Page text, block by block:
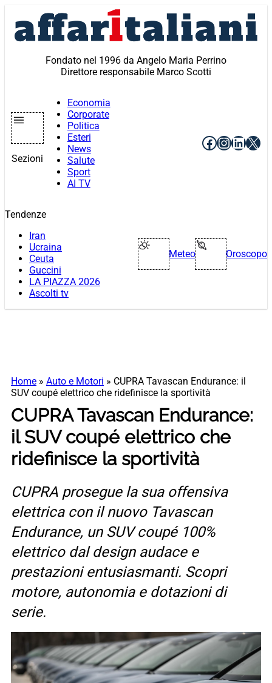
contenuto
Fondato nel 1996 da Angelo Maria Perrino
Direttore responsabile Marco Scotti
Sezioni
Economia
Corporate
Politica
Esteri
News
Salute
Sport
AI TV
Facebook
X
Tendenze
Iran
Ucraina
Ceuta
Guccini
LA PIAZZA 2026
Ascolti tv
Meteo Oroscopo
Home » Auto e Motori » CUPRA Tavascan Endurance: il
SUV coupé elettrico che ridefinisce la sportività
CUPRA Tavascan Endurance:
il SUV coupé elettrico che
ridefinisce la sportività
CUPRA prosegue la sua offensiva
elettrica con il nuovo Tavascan
Endurance, un SUV coupé 100%
elettrico dal design audace e
prestazioni entusiasmanti. Scopri
motore, autonomia e dotazioni di
serie.